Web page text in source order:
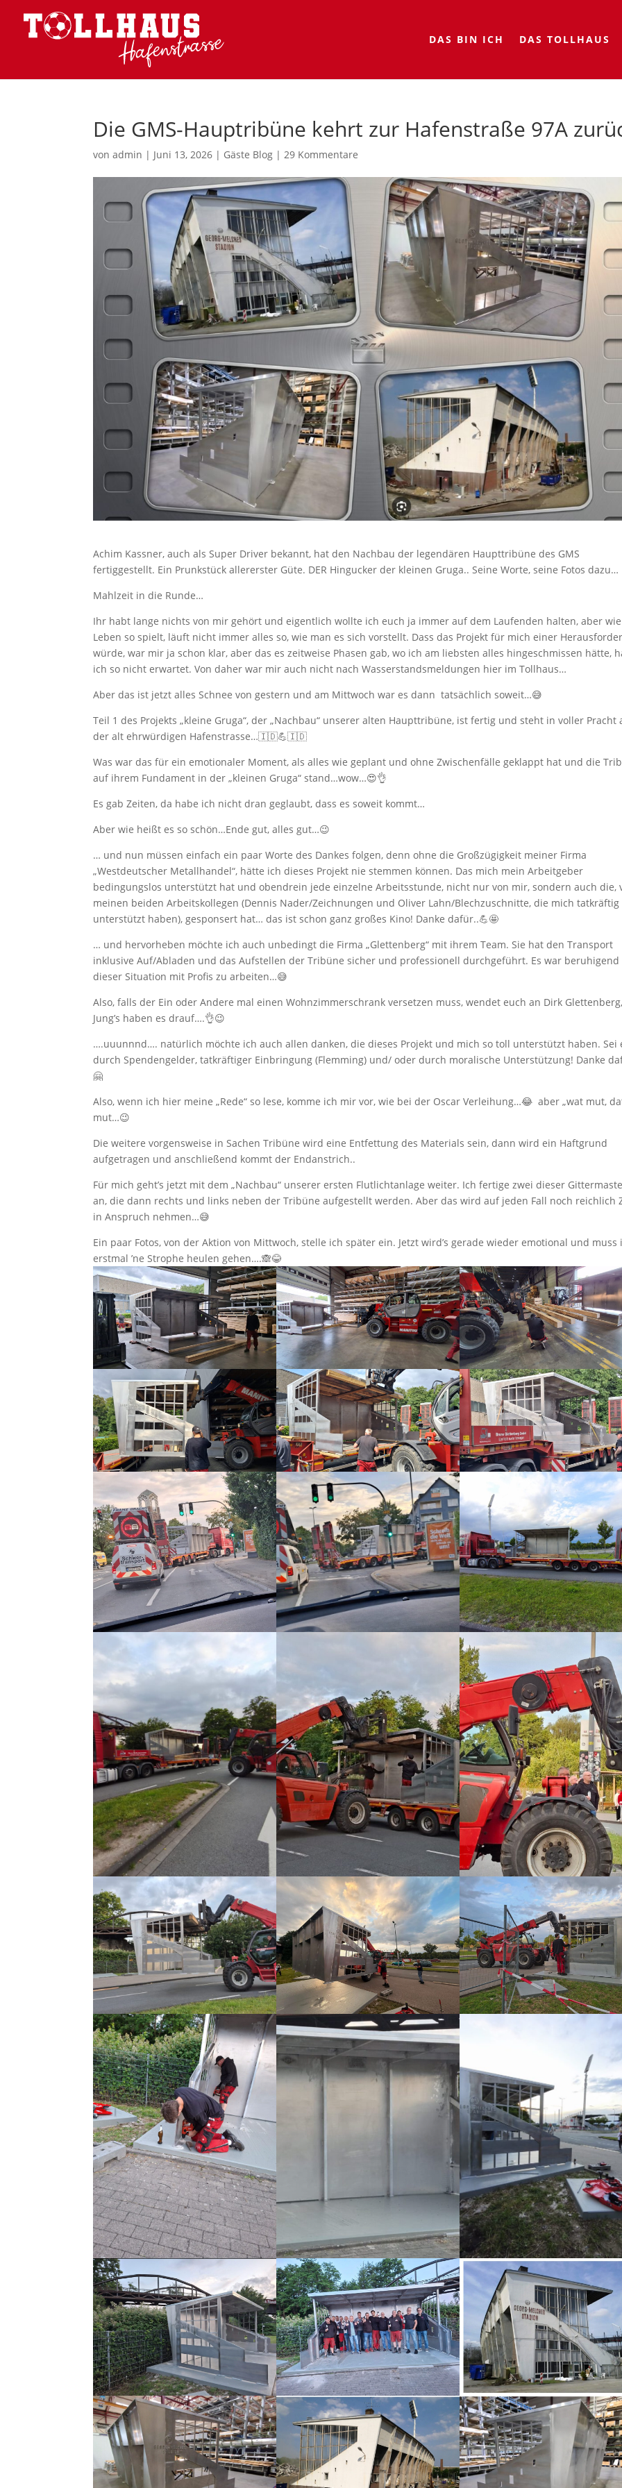
DAS BIN ICH DAS TOLLHAUS
Die GMS-Hauptribüne kehrt zur Hafenstraße 97A
vonadmin | Juni 13, 2026 | Gäste Blog |29 Kommentare
Achim Kassner, auch als Super Driver bekannt, hat den Nachbau der legendären Haupttribüne des GMS
fertiggestellt. Ein Prunkstück allererster Güte. DER Hingucker der kleinen Gruga.. Seine Worte, seine Fotos dazu…
Mahlzeit in die Runde…
Ihr habt lange nichts von mir gehört und eigentlich wollte ich euch ja immer auf dem Laufenden halten, aber
Leben so spielt, läuft nicht immer alles so, wie man es sich vorstellt. Dass das Projekt für mich einer
würde, war mir ja schon klar, aber das es zeitweise Phasen gab, wo ich am liebsten alles hingeschmissen hätte,
ich so nicht erwartet. Von daher war mir auch nicht nach Wasserstandsmeldungen hier im Tollhaus…
Aber das ist jetzt alles Schnee von gestern und am Mittwoch war es dann tatsächlich soweit…😅
Teil 1 des Projekts „kleine Gruga“, der „Nachbau“ unserer alten Haupttribüne, ist fertig und steht in voller Pracht
der alt ehrwürdigen Hafenstrasse…🇮🇩💪🇮🇩
Was war das für ein emotionaler Moment, als alles wie geplant und ohne Zwischenfälle geklappt hat und die
auf ihrem Fundament in der „kleinen Gruga“ stand…wow…😍👌
Es gab Zeiten, da habe ich nicht dran geglaubt, dass es soweit kommt…
Aber wie heißt es so schön…Ende gut, alles gut…😉
… und nun müssen einfach ein paar Worte des Dankes folgen, denn ohne die Großzügigkeit meiner Firma
„Westdeutscher Metallhandel“, hätte ich dieses Projekt nie stemmen können. Das mich mein Arbeitgeber
bedingungslos unterstützt hat und obendrein jede einzelne Arbeitsstunde, nicht nur von mir, sondern auch die,
meinen beiden Arbeitskollegen (Dennis Nader/Zeichnungen und Oliver Lahn/Blechzuschnitte, die mich tatkräftig
unterstützt haben), gesponsert hat… das ist schon ganz großes Kino! Danke dafür..💪🤩
… und hervorheben möchte ich auch unbedingt die Firma „Glettenberg“ mit ihrem Team. Sie hat den Transport
inklusive Auf/Abladen und das Aufstellen der Tribüne sicher und professionell durchgeführt. Es war beruhigend
dieser Situation mit Profis zu arbeiten…😅
Also, falls der Ein oder Andere mal einen Wohnzimmerschrank versetzen muss, wendet euch an Dirk
Jung’s haben es drauf….👌😉
….uuunnnd…. natürlich möchte ich auch allen danken, die dieses Projekt und mich so toll unterstützt haben. Sei
durch Spendengelder, tatkräftiger Einbringung (Flemming) und/ oder durch moralische Unterstützung! Danke
🤗
Also, wenn ich hier meine „Rede“ so lese, komme ich mir vor, wie bei der Oscar Verleihung…😂 aber „wat mut,
mut…😉
Die weitere vorgensweise in Sachen Tribüne wird eine Entfettung des Materials sein, dann wird ein Haftgrund
aufgetragen und anschließend kommt der Endanstrich..
Für mich geht’s jetzt mit dem „Nachbau“ unserer ersten Flutlichtanlage weiter. Ich fertige zwei dieser
an, die dann rechts und links neben der Tribüne aufgestellt werden. Aber das wird auf jeden Fall noch reichlich
in Anspruch nehmen…😅
Ein paar Fotos, von der Aktion von Mittwoch, stelle ich später ein. Jetzt wird’s gerade wieder emotional und muss
erstmal ’ne Strophe heulen gehen….🙈😂